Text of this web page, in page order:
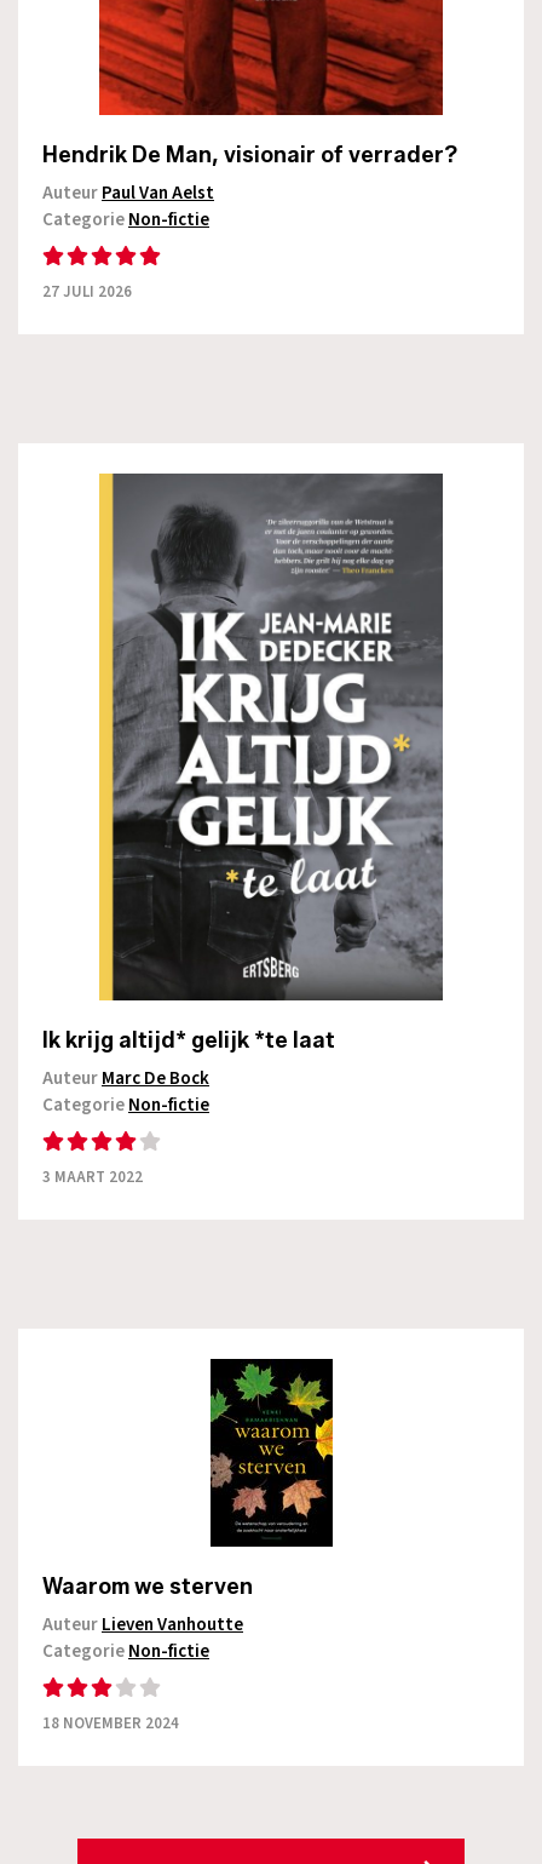
Hendrik De Man, visionair of verrader?
AuteurPaul Van Aelst
CategorieNon-fictie
27 JULI 2026
Ik krijg altijd* gelijk *te laat
AuteurMarc De Bock
CategorieNon-fictie
3 MAART 2022
Waarom we sterven
AuteurLieven Vanhoutte
CategorieNon-fictie
18 NOVEMBER 2024